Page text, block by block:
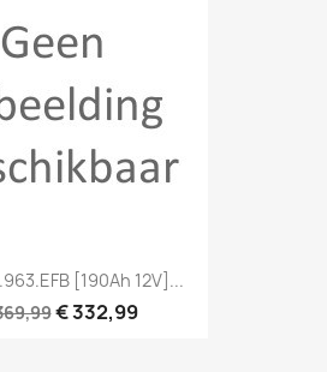
[190Ah 12V]...
€ 332,99